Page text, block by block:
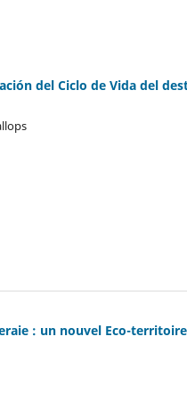
del Ciclo de Vida del
: un nouvel Eco-